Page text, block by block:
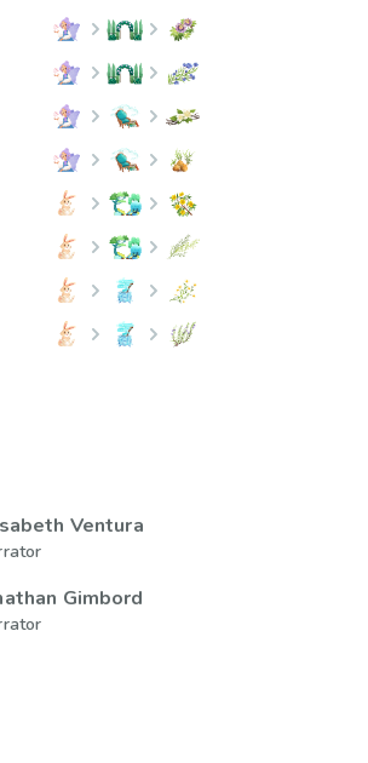
Ventura
Gimbord